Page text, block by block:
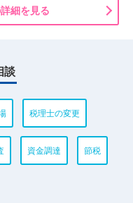
細を見る
談
税理士の変更
資金調達 節税